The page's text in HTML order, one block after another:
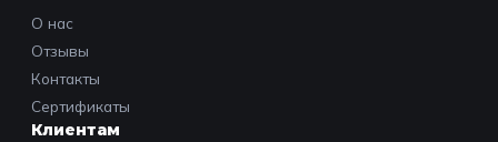
О нас
Отзывы
Контакты
Сертификаты
Клиентам